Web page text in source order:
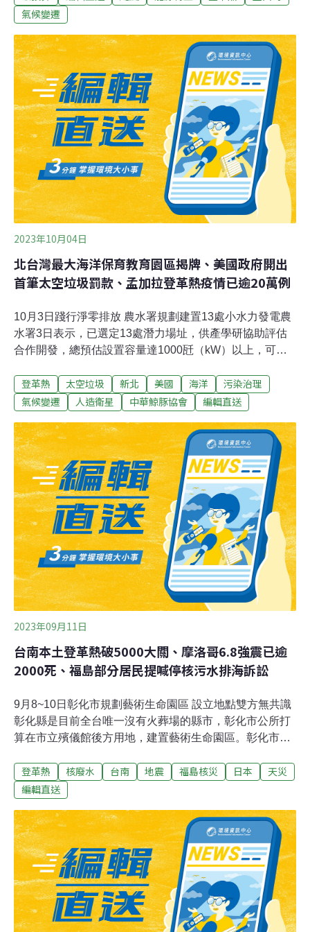
播風險持續，預估病例總數會介於2014年（近1萬6000
導）銅鑼設畜牧循環資源中心遭反對 苗縣：由中央評估苗
栗縣府規劃在銅鑼設置「苗栗縣畜牧循環資源利用研究中
心」將畜牧廢棄物集中處理，避免長途運輸造成二次污
染，但也同時引發當地人心惶惶，擔心帶來髒亂污染、臭
味問題，地方人士31日成立自救會，唯一訴求就是反對在
銅鑼鄉設置化製場，要求撤案。縣長鍾東錦指出，此案經
費由中央補助，規劃完成將送中央評估，如果不對就不
做。（中央社報導）
氣候變遷
2023年10月04日
北台灣最大海洋保育教育園區揭牌、美國政府開出
首筆太空垃圾罰款、孟加拉登革熱疫情已逾20萬例
10月3日踐行淨零排放 農水署規劃建置13處小水力發電農
水署3日表示，已選定13處潛力場址，供產學研協助評估
合作開發，總預估設置容量達1000瓩（kW）以上，可擴
業部農田水利署發布新聞訊息指出，這13處所在地包含桃
園市、苗栗縣、宜蘭縣及花蓮縣各1處，高雄市2處，台東
置容量達640瓩為最多。（中央社報導）氫能列2050年淨
零排放關鍵戰略 台肥進口首批低碳氨因應2050淨零排放政
策，「氫能」也是能源轉型的關鍵策略，3日上午台灣肥
料公司召開研討會，探討未來「低碳氨」的氫能產業技
術，台肥在今（2023）年6月，從沙烏地的合資夥伴，進
口台灣首批「低碳氨」，用實際的行動提供減碳方案，可
望挹注國內發電，或是水泥、化工等產業碳減排，希望氫
能在未來能源配比上，達到9%到12%。（公視新聞網報
導）
登革熱 太空垃圾 新北 美國 海洋
污染治理
氣候變遷
人造衛星 中華鯨豚協會 編輯直送
2023年09月11日
台南本土登革熱破5000大關、摩洛哥6.8強震已逾
2000死、福島部分居民提喊停核污水排海訴訟
9月8~10日彰化市規劃藝術生命園區 設立地點雙方無共識
彰化縣是目前全台唯一沒有火葬場的縣市，彰化市公所打
算在市立殯儀館後方用地，建置藝術生命園區。彰化市長
在殯儀館增設火葬場。但在地里長認為，對生活造成衝
擊，應該另尋他處土地。（公視新聞網報導）美列台非法
列非法漁業，今（2023）年8月底再次上榜其報告。漁業
署8日表示，美國肯定台灣改善上次報告的問題並結案，
也了解這次有關強迫勞動議題已著手改善，近期展開諮
商。漁工團體也質疑，政府對漁工人權的提升，多淪為表
面工夫，沒有進展。（中央社、公視新聞網報導）
登革熱 核廢水 台南 地震 福島核災 日本
天災
編輯直送